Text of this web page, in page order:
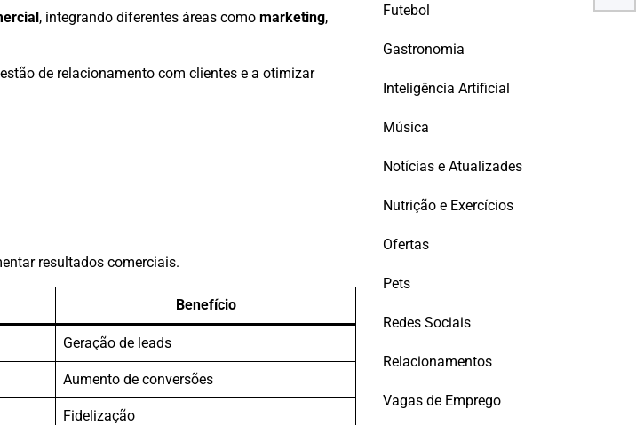
, integrando diferentes áreas como marketing,
de relacionamento com clientes e a otimizar
resultados comerciais.
Benefício
Geração de leads
Aumento de conversões
Fidelização
Futebol
Gastronomia
Inteligência Artificial
Música
Notícias e Atualizades
Nutrição e Exercícios
Ofertas
Pets
Redes Sociais
Relacionamentos
Vagas de Emprego